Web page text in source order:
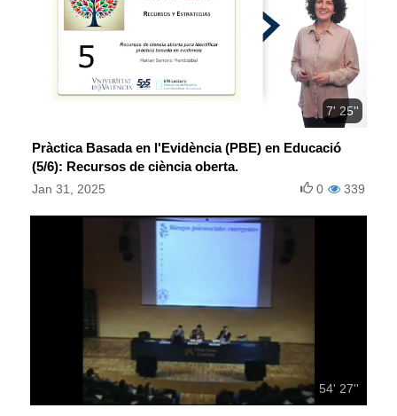
7' 25''
Pràctica Basada en l'Evidència (PBE) en Educació
(5/6): Recursos de ciència oberta.
Jan 31, 2025 339
0
54' 27''